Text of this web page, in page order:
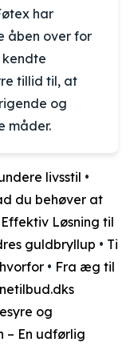
har
åben over for
tillid til, at
og
måder.
livsstil •
du behøver at
Løsning til
guldbryllup • Ti
• Fra æg til
og
– En udførlig